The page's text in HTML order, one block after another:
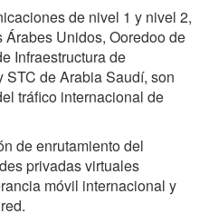
de nivel 1 y nivel 2,
Unidos, Ooredoo de
Infraestructura de
STC de Arabia Saudí, son
tráfico internacional de
de enrutamiento del
privadas virtuales
móvil internacional y